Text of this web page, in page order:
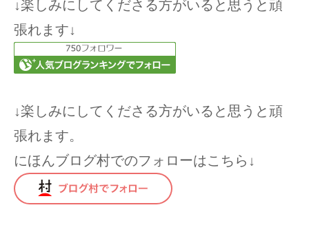
↓楽しみにしてくださる方がいると思うと頑
張れます↓
↓楽しみにしてくださる方がいると思うと頑
張れます。
にほんブログ村でのフォローはこちら↓